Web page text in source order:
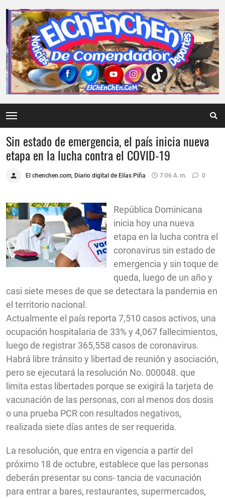
Sin estado de emergencia, el país inicia nueva
etapa en la lucha contra el COVID-19
El chenchen.com, Diario digital de Elías Piña 7:06 A. M. 0
República Dominicana
inicia hoy una nueva
etapa en la lucha contra el
coronavirus sin estado de
emergencia y sin toque de
queda, luego de un año y
casi siete meses de que se detectara la pandemia en
el territorio nacional.
Actualmente el país reporta 7,510 casos activos, una
ocupación hospitalaria de 33% y 4,067 fallecimientos,
luego de registrar 365,558 casos de coronavirus.
Habrá libre tránsito y libertad de reunión y asociación,
pero se ejecutará la resolución No. 000048. que
limita estas libertades porque se exigirá la tarjeta de
vacunación de las personas, con al menos dos dosis
o una prueba PCR con resultados negativos,
realizada siete días antes de ser requerida.
La resolución, que entra en vigencia a partir del
próximo 18 de octubre, establece que las personas
deberán presentar su cons- tancia de vacunación
para entrar a bares, restaurantes, supermercados,